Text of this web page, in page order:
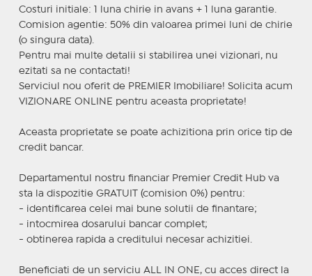
Costuri initiale: 1 luna chirie in avans + 1 luna garantie.
Comision agentie: 50% din valoarea primei luni de chirie
(o singura data).
Pentru mai multe detalii si stabilirea unei vizionari, nu
ezitati sa ne contactati!
Serviciul nou oferit de PREMIER Imobiliare! Solicita acum
VIZIONARE ONLINE pentru aceasta proprietate!
Aceasta proprietate se poate achizitiona prin orice tip de
credit bancar.
Departamentul nostru financiar Premier Credit Hub va
sta la dispozitie GRATUIT (comision 0%) pentru:
- identificarea celei mai bune solutii de finantare;
- intocmirea dosarului bancar complet;
- obtinerea rapida a creditului necesar achizitiei.
Beneficiati de un serviciu ALL IN ONE, cu acces direct la